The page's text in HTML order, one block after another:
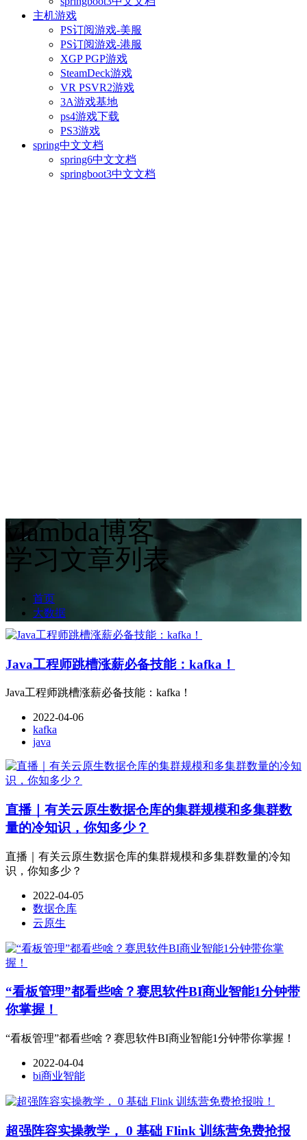
主机游戏
PS订阅游戏-美服
PS订阅游戏-港服
XGP PGP游戏
SteamDeck游戏
VR PSVR2游戏
3A游戏基地
ps4游戏下载
PS3游戏
spring中文文档
spring6中文文档
springboot3中文文档
vlambda博客
学习文章列表
首页
大数据
Java工程师跳槽涨薪必备技能：kafka！
Java工程师跳槽涨薪必备技能：kafka！
2022-04-06
kafka
java
直播｜有关云原生数据仓库的集群规模和多集群数
量的冷知识，你知多少？
直播｜有关云原生数据仓库的集群规模和多集群数量的冷知
识，你知多少？
2022-04-05
数据仓库
云原生
“看板管理”都看些啥？赛思软件BI商业智能1分钟带
你掌握！
“看板管理”都看些啥？赛思软件BI商业智能1分钟带你掌握！
2022-04-04
bi商业智能
超强阵容实操教学， 0 基础 Flink 训练营免费抢报